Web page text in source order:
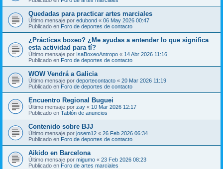
Quedadas para practicar artes marciales
Último mensaje por edubond « 06 May 2026 00:47
Publicado en Foro de deportes de contacto
¿Prácticas boxeo? ¿Me ayudas a entender lo que significa
esta actividad para tí?
Último mensaje por IsaBoxeoAntropo « 14 Abr 2026 11:16
Publicado en Foro de deportes de contacto
WOW Vendrá a Galicia
Último mensaje por deportecontacto « 20 Mar 2026 11:19
Publicado en Foro de deportes de contacto
Encuentro Regional Buguei
Último mensaje por zay « 10 Mar 2026 12:17
Publicado en Tablón de anuncios
Contenido sobre BJJ
Último mensaje por josem12 « 26 Feb 2026 06:34
Publicado en Foro de deportes de contacto
Aikido en Barcelona
Último mensaje por migumo « 23 Feb 2026 08:23
Publicado en Foro de artes marciales